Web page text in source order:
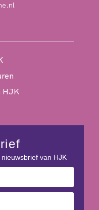
van HJK
HJK